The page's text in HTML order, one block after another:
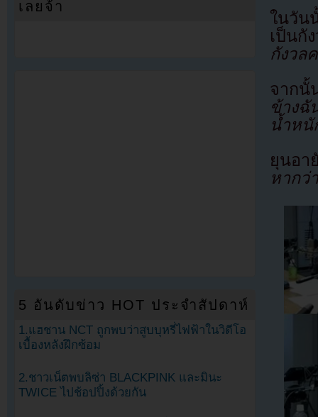
ในวัน
เป็นกั
กังวล
จาก
ข้างฉั
น้ำหนั
ยุนอ
หากว่
เลยจ้า
5 อันดับข่าว HOT ประจำสัปดาห์
1.แฮชาน NCT ถูกพบว่าสูบบุหรี่ไฟฟ้าในวิดีโอ
เบื้องหลังฝึกซ้อม
2.ชาวเน็ตพบลิซ่า BLACKPINK และมินะ
TWICE ไปช้อปปิ้งด้วยกัน